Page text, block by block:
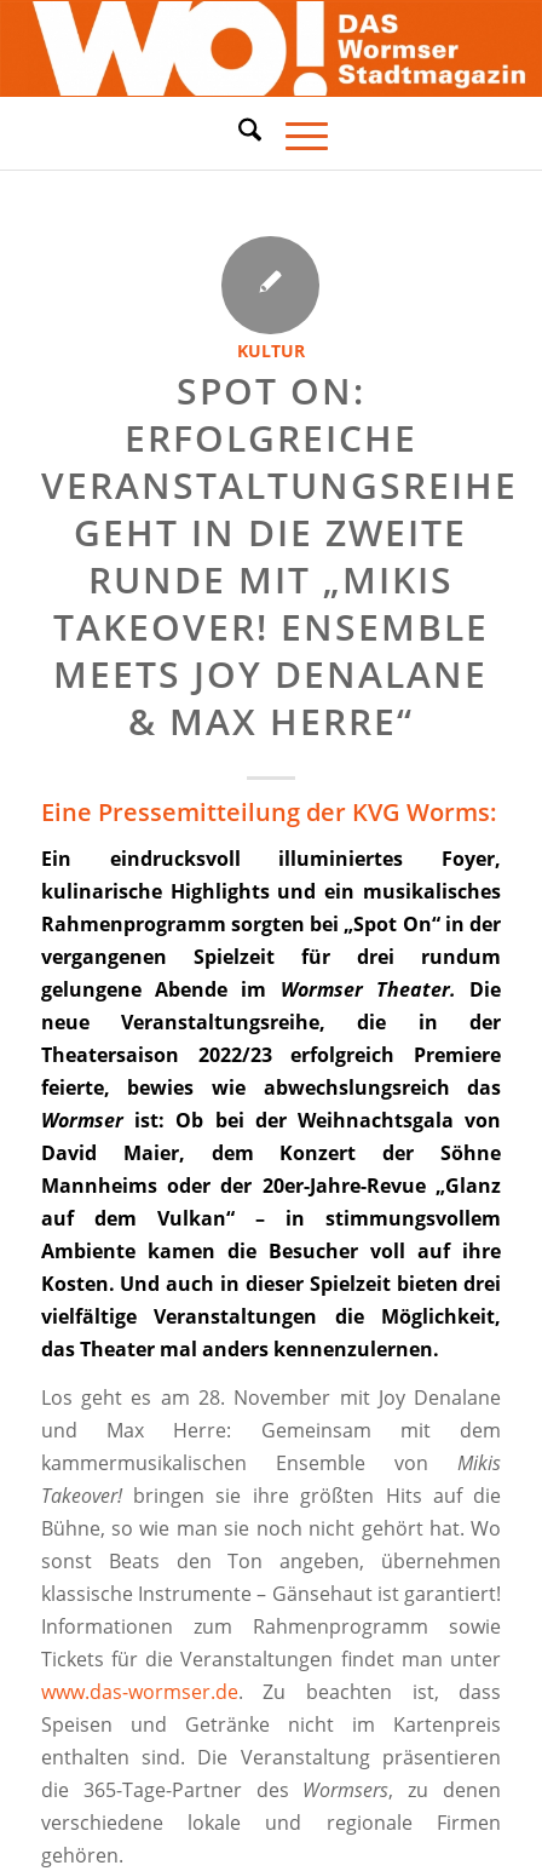
KULTUR
SPOT ON:
ERFOLGREICHE
VERANSTALTUNGSREIHE
GEHT IN DIE ZWEITE
RUNDE MIT „MIKIS
TAKEOVER! ENSEMBLE
MEETS JOY DENALANE
& MAX HERRE“
Eine Pressemitteilung der KVG Worms:
Ein eindrucksvoll illuminiertes Foyer,
kulinarische Highlights und ein musikalisches
Rahmenprogramm sorgten bei „Spot On“ in der
vergangenen Spielzeit für drei rundum
gelungene Abende im Wormser Theater. Die
neue Veranstaltungsreihe, die in der
Theatersaison 2022/23 erfolgreich Premiere
feierte, bewies wie abwechslungsreich das
Wormser ist: Ob bei der Weihnachtsgala von
David Maier, dem Konzert der Söhne
Mannheims oder der 20er-Jahre-Revue „Glanz
auf dem Vulkan“ – in stimmungsvollem
Ambiente kamen die Besucher voll auf ihre
Kosten. Und auch in dieser Spielzeit bieten drei
vielfältige Veranstaltungen die Möglichkeit,
das Theater mal anders kennenzulernen.
Los geht es am 28. November mit Joy Denalane
und Max Herre: Gemeinsam mit dem
kammermusikalischen Ensemble vonMikis
Takeover!bringen sie ihre größten Hits auf die
Bühne, so wie man sie noch nicht gehört hat. Wo
sonst Beats den Ton angeben, übernehmen
klassische Instrumente – Gänsehaut ist garantiert!
Informationen zum Rahmenprogramm sowie
Tickets für die Veranstaltungen findet man unter
www.das-wormser.de. Zu beachten ist, dass
Speisen und Getränke nicht im Kartenpreis
enthalten sind. Die Veranstaltung präsentieren
die 365-Tage-Partner des Wormsers, zu denen
verschiedene lokale und regionale Firmen
gehören.